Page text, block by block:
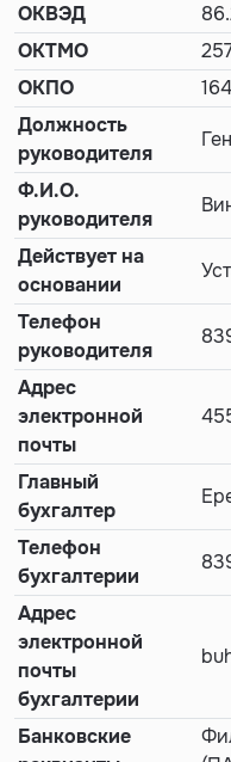
ОКВЭД
ОКТМО
ОКПО
Должность
руководителя
Ф.И.О.
руководителя
Действует на
основании
Телефон
руководителя
Адрес
электронной
почты
Главный
бухгалтер
Телефон
бухгалтерии
Адрес
электронной
почты
бухгалтерии
Банковские